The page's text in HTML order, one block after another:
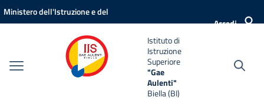
Vai ai contenuti
Vai al menu di navigazione
Vai al footer
Ministero dell'Istruzione e del
Accedi
Istituto di
Istruzione
Superiore
"Gae
Aulenti"
Biella (BI)